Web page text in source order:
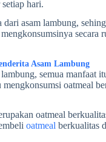
hari.
asam lambung,
secara
Asam Lambung
semua manfaat
oatmeal
oatmeal
oatmeal berkualitas